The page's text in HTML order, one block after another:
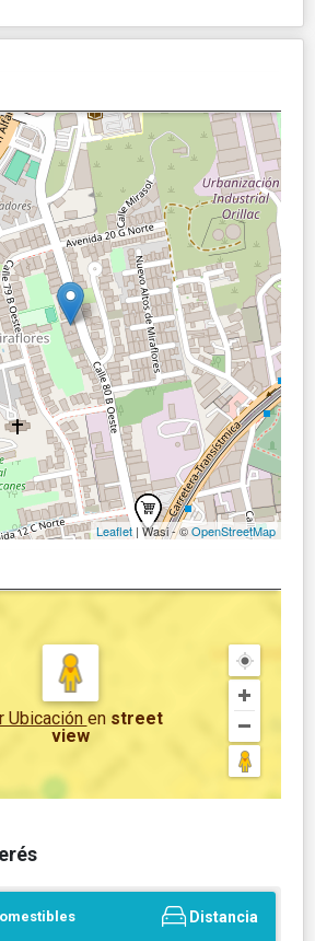
Leaflet | Wasi - ©OpenStreetMap
Ubicación en street
view
Distancia